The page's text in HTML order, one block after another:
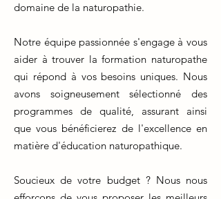
domaine de la naturopathie.
Notre équipe passionnée s'engage à vous
aider à trouver la formation naturopathe
qui répond à vos besoins uniques. Nous
avons soigneusement sélectionné des
programmes de qualité, assurant ainsi
que vous bénéficierez de l'excellence en
matière d'éducation naturopathique.
Soucieux de votre budget ? Nous nous